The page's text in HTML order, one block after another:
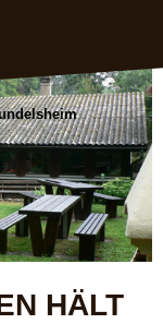
HÄLT